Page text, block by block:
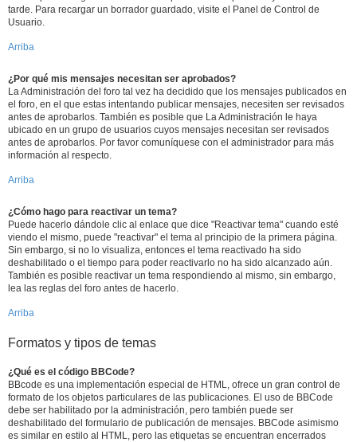
tarde. Para recargar un borrador guardado, visite el Panel de Control de
Usuario.
Arriba
¿Por qué mis mensajes necesitan ser aprobados?
La Administración del foro tal vez ha decidido que los mensajes publicados en
el foro, en el que estas intentando publicar mensajes, necesiten ser revisados
antes de aprobarlos. También es posible que La Administración le haya
ubicado en un grupo de usuarios cuyos mensajes necesitan ser revisados
antes de aprobarlos. Por favor comuníquese con el administrador para más
información al respecto.
Arriba
¿Cómo hago para reactivar un tema?
Puede hacerlo dándole clic al enlace que dice "Reactivar tema" cuando esté
viendo el mismo, puede "reactivar" el tema al principio de la primera página.
Sin embargo, si no lo visualiza, entonces el tema reactivado ha sido
deshabilitado o el tiempo para poder reactivarlo no ha sido alcanzado aún.
También es posible reactivar un tema respondiendo al mismo, sin embargo,
lea las reglas del foro antes de hacerlo.
Arriba
Formatos y tipos de temas
¿Qué es el código BBCode?
BBcode es una implementación especial de HTML, ofrece un gran control de
formato de los objetos particulares de las publicaciones. El uso de BBCode
debe ser habilitado por la administración, pero también puede ser
deshabilitado del formulario de publicación de mensajes. BBCode asimismo
es similar en estilo al HTML, pero las etiquetas se encuentran encerrados